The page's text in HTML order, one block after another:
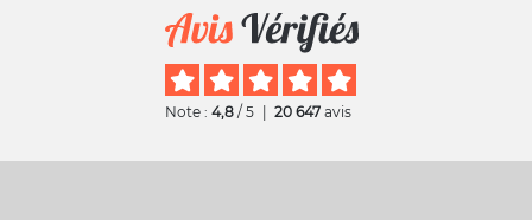
Note : 4,8 / 5 20 647 avis